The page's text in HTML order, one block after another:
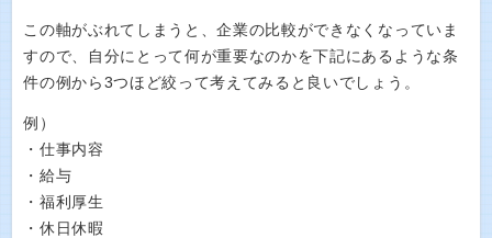
この軸がぶれてしまうと、企業の比較ができなくなっていま
すので、自分にとって何が重要なのかを下記にあるような条
件の例から3つほど絞って考えてみると良いでしょう。
例）
・仕事内容
・給与
・福利厚生
・休日休暇